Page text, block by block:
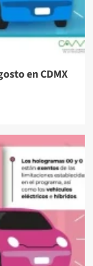
en CDMX